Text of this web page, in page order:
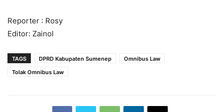
Reporter : Rosy
Editor: Zainol
TAGS DPRD Kabupaten Sumenep
Omnibus Law
Tolak Omnibus Law